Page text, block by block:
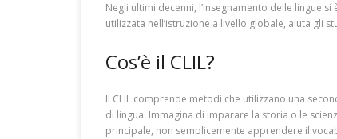
Negli ultimi decenni, l’insegnamento delle lingue
utilizzata nell’istruzione a livello globale, aiuta gli
Cos’è il CLIL?
Il CLIL comprende metodi che utilizzano una
di lingua. Immagina di imparare la storia o le
principale, non semplicemente apprendere il